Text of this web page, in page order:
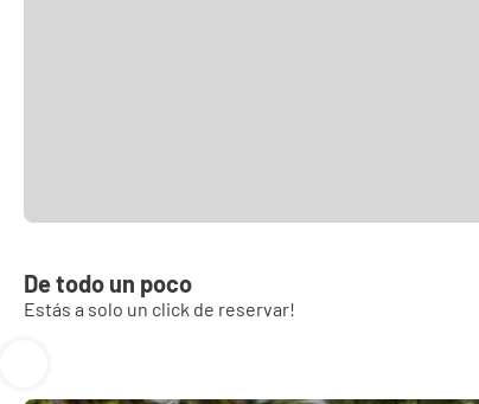
De todo un poco
Estás a solo un click de reservar!